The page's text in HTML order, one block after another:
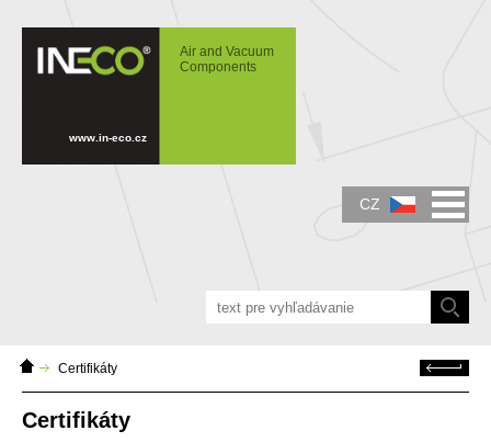
Certifikáty
Air and Vacuum
Components
www.in-eco.cz
Domácí
stránka
Certifikáty Zpět
Certifikáty
CZ